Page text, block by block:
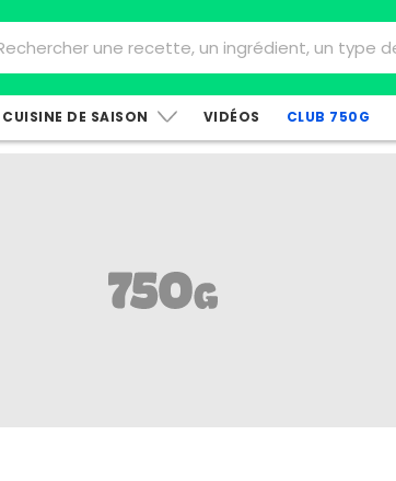
CUISINE DE SAISON VIDÉOS CLUB 750G